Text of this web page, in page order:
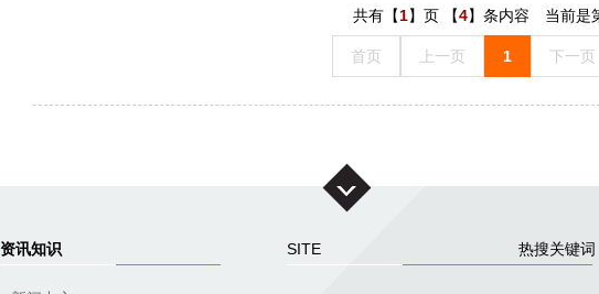
共有【1】页 【4】条内容 当前是
首页 上一页 1 下一页
资讯知识 热搜关键词
SITE